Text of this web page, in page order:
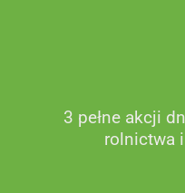
3 pełne akcji
rolnictwa